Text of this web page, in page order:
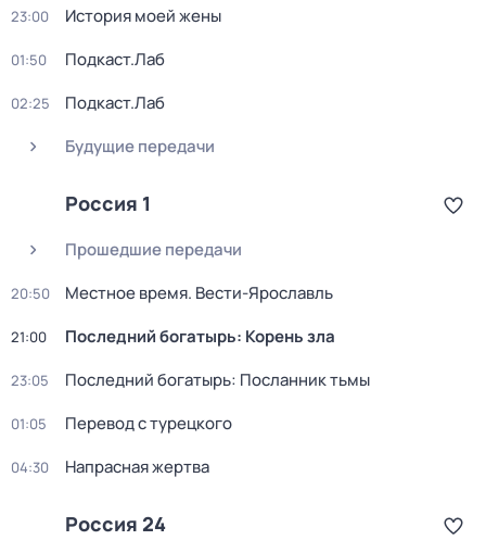
23:00 История моей жены
01:50 Подкаст.Лаб
02:25
Подкаст.Лаб
Будущие передачи
Россия 1
Прошедшие передачи
20:50 Местное время. Вести-Ярославль
21:00 Последний богатырь: Корень зла
23:05 Последний богатырь: Посланник тьмы
01:05 Перевод с турецкого
04:30 Напрасная жертва
Россия 24